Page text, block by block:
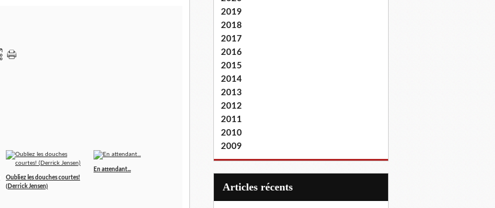
Oubliez les douches courtes!
(Derrick Jensen)
En attendant...
2019
2018
2017
2016
2015
2014
2013
2012
2011
2010
2009
articles récents